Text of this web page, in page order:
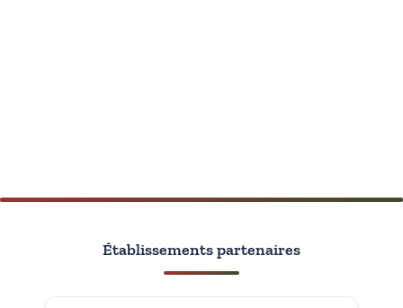
Établissements partenaires